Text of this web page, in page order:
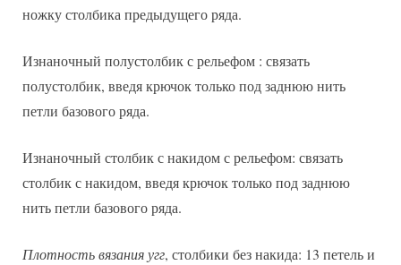
ножку столбика предыдущего ряда.
Изнаночный полустолбик с рельефом : связать
полустолбик, введя крючок только под заднюю нить
петли базового ряда.
Изнаночный столбик с накидом с рельефом: связать
столбик с накидом, введя крючок только под заднюю
нить петли базового ряда.
Плотность вязания угг, столбики без накида: 13 петель и